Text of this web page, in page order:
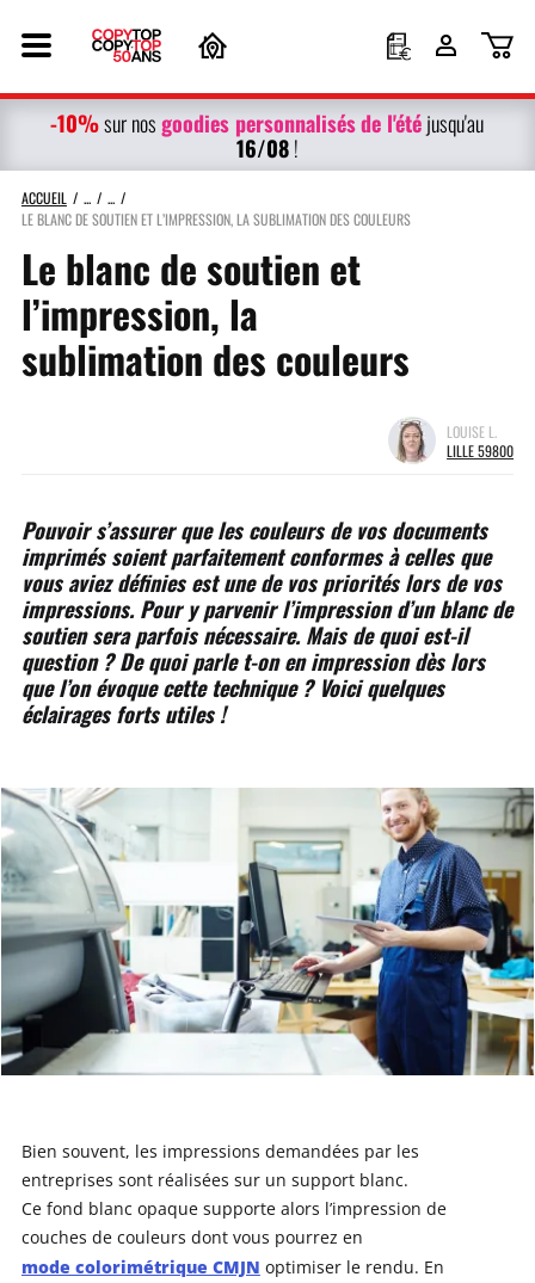
-10%sur nosgoodies personnalisésde l'étéjusqu'au
16/08!
ACCUEIL
LE BLANC DE SOUTIEN ET L’IMPRESSION, LA SUBLIMATION DES COULEURS
Le blanc de soutien et
l’impression, la
sublimation des couleurs
LOUISE L.
LILLE 59800
Pouvoir s’assurer que les couleurs de vos documents
imprimés soient parfaitement conformes à celles que
vous aviez définies est une de vos priorités lors de vos
impressions. Pour y parvenir l’impression d’un blanc de
soutien sera parfois nécessaire. Mais de quoi est-il
question ? De quoi parle t-on en impression dès lors
que l’on évoque cette technique ? Voici quelques
éclairages forts utiles !
Bien souvent, les impressions demandées par les
entreprises sont réalisées sur un support blanc.
Ce fond blanc opaque supporte alors l’impression de
couches de couleurs dont vous pourrez en
mode colorimétrique CMJN optimiser le rendu. En